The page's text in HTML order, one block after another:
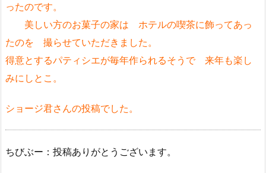
ったのです。
美しい方のお菓子の家は ホテルの喫茶に飾ってあっ
たのを 撮らせていただきました。
得意とするパティシエが毎年作られるそうで 来年も楽し
みにしとこ。
ショージ君さんの投稿でした。
ちびぶー：投稿ありがとうございます。